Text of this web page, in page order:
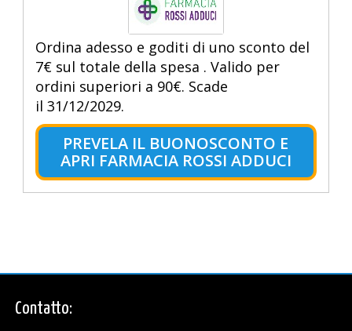
Ordina adesso e goditi di uno sconto del
7€ sul totale della spesa . Valido per
ordini superiori a 90€. Scade
il 31/12/2029.
PREVELA IL BUONOSCONTO E
APRI FARMACIA ROSSI ADDUCI
Contatto: